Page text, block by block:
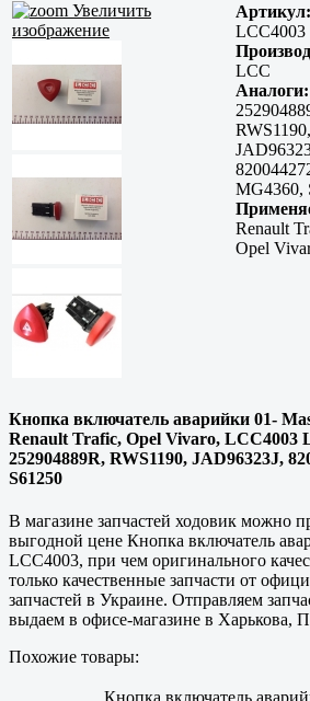
Увеличить
изображение
Артикул:
LCC4003
LCC
Аналоги:
RWS1190,
MG4360,
Renault
Opel
Кнопка включатель аварийки 01-
Renault Trafic, Opel Vivaro, LCC4003
252904889R, RWS1190, JAD96323J,
S61250
В магазине запчастей ходовик можно
выгодной цене Кнопка включатель
LCC4003, при чем оригинального
только качественные запчасти от
запчастей в Украине. Отправляем
выдаем в офисе-магазине в Харькова,
Похожие товары:
Кнопка включатель